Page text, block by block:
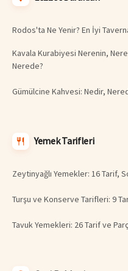
Rodos'ta Ne Yenir? En İyi
Kavala Kurabiyesi Nerenin,
Nerede?
Gümülcine Kahvesi: Nedir,
Yemek Tarifleri
Zeytinyağlı Yemekler: 16 Tarif,
Turşu ve Konserve Tarifleri: 9
Tavuk Yemekleri: 26 Tarif ve